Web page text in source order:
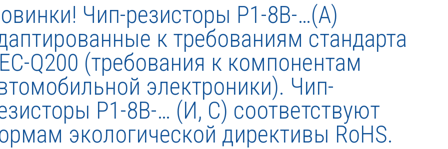
Чип-резисторы Р1-8В-…(А)
к требованиям стандарта
Q200 (требования к компонентам
электроники). Чип-
Р1-8В-… (И, С) соответствуют
экологической директивы RoHS.